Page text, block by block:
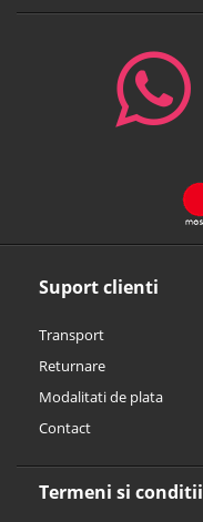
Suport clienti
Transport
Returnare
Modalitati de plata
Contact
Termeni si conditii